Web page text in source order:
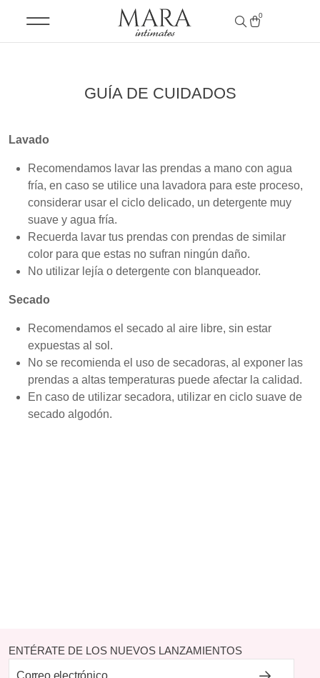
0
GUÍA DE CUIDADOS
Lavado
Recomendamos lavar las prendas a mano con agua
fría, en caso se utilice una lavadora para este proceso,
considerar usar el ciclo delicado, un detergente muy
suave y agua fría.
Recuerda lavar tus prendas con prendas de similar
color para que estas no sufran ningún daño.
No utilizar lejía o detergente con blanqueador.
Secado
Recomendamos el secado al aire libre, sin estar
expuestas al sol.
No se recomienda el uso de secadoras, al exponer las
prendas a altas temperaturas puede afectar la calidad.
En caso de utilizar secadora, utilizar en ciclo suave de
secado algodón.
ENTÉRATE DE LOS NUEVOS LANZAMIENTOS